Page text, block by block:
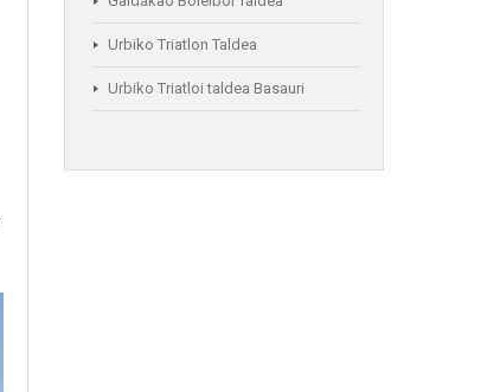
Urbiko Triatlon Taldea
Urbiko Triatloi taldea Basauri